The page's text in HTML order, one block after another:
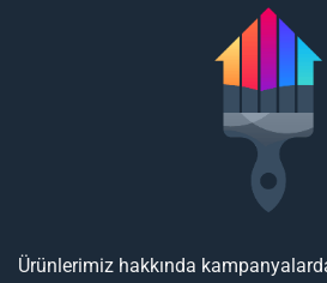
Ürünlerimiz hakkında